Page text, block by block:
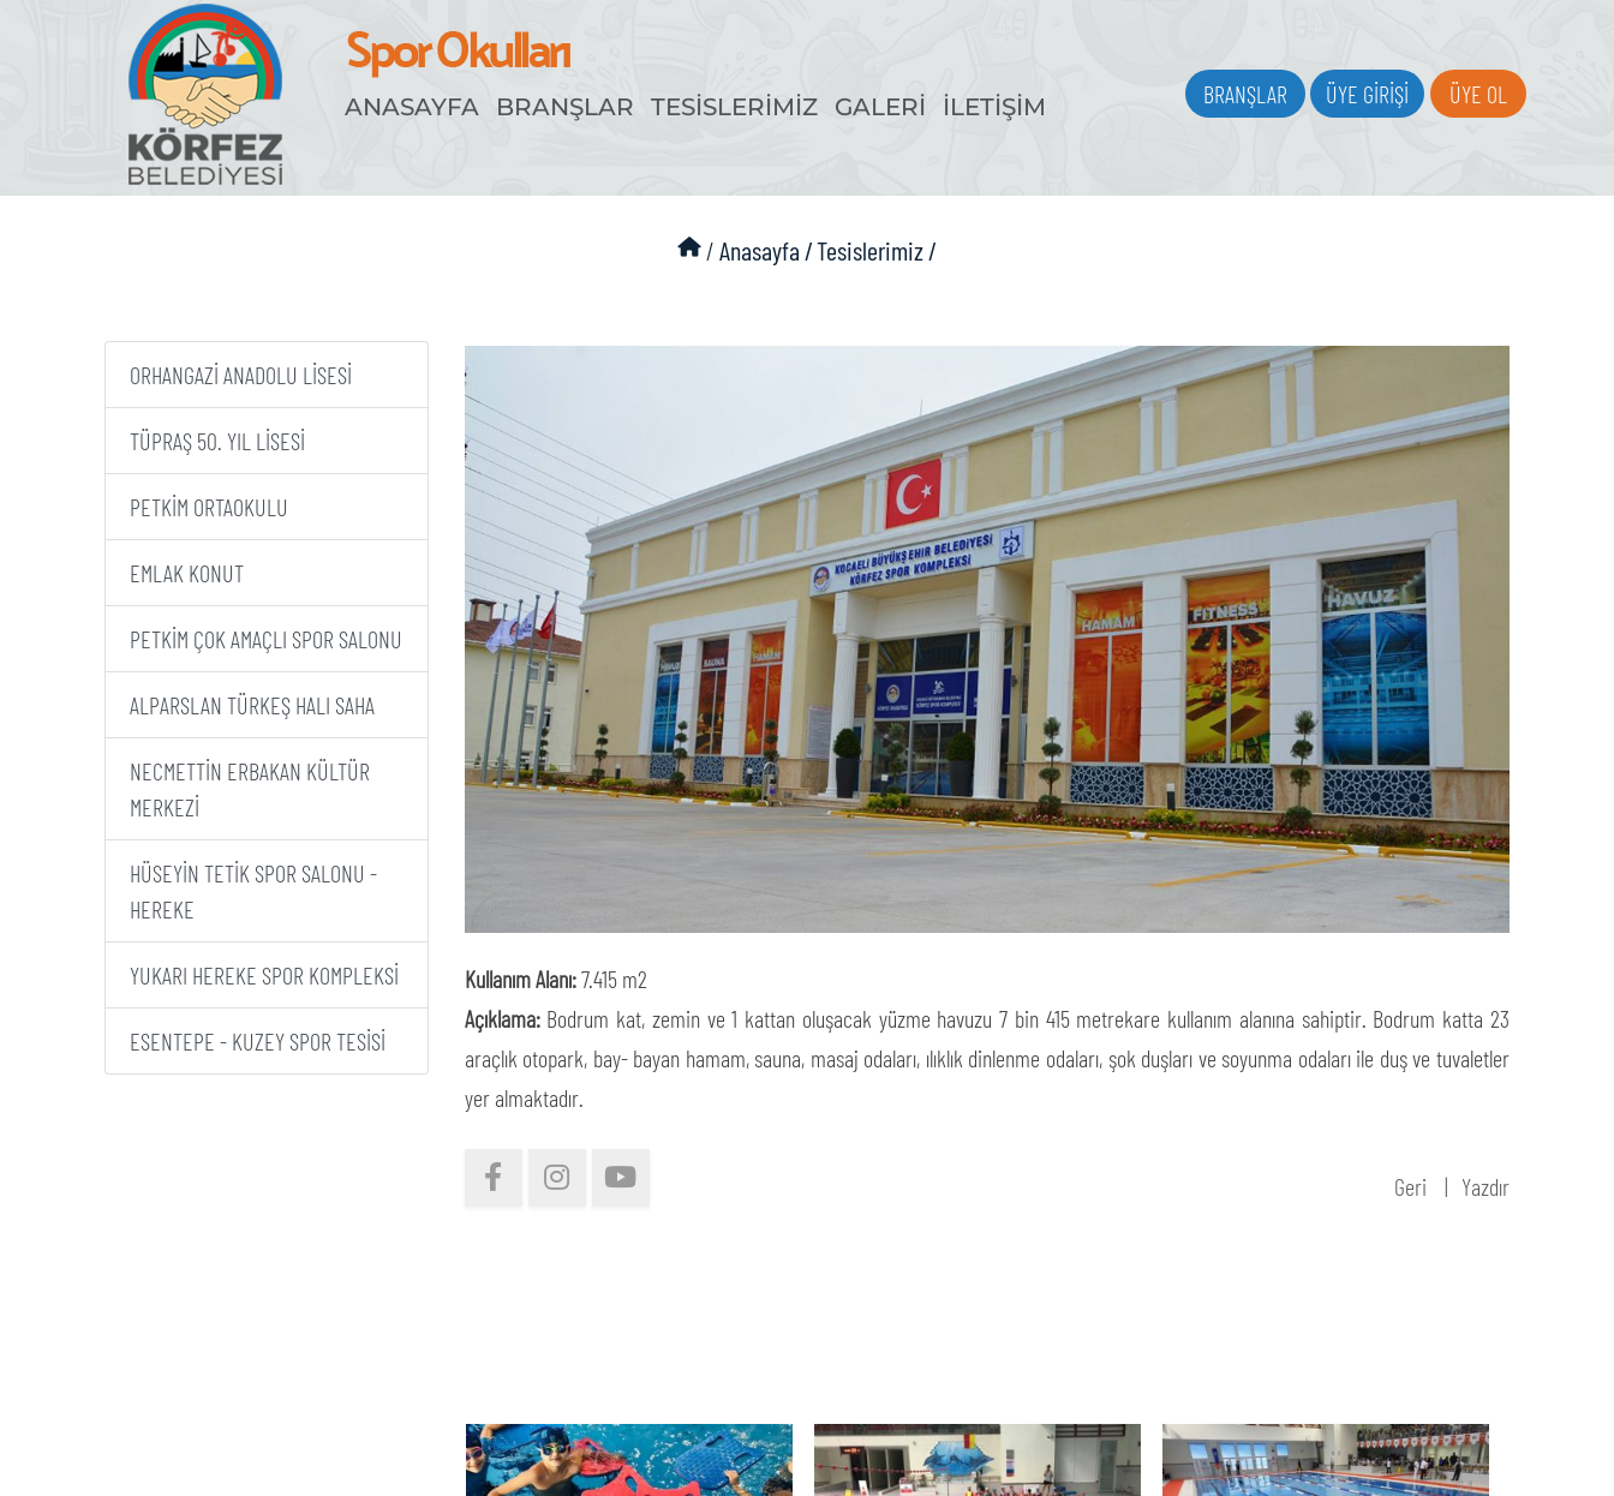
ANASAYFA BRANŞLAR TESİSLERİMİZ GALERİ İLETİŞİM BRANŞLAR ÜYE GİRİŞİ ÜYE OL
/Anasayfa /Tesislerimiz /
ORHANGAZİ ANADOLU LİSESİ
TÜPRAŞ 50. YIL LİSESİ
PETKİM ORTAOKULU
EMLAK KONUT
PETKİM ÇOK AMAÇLI SPOR SALONU
ALPARSLAN TÜRKEŞ HALI SAHA
NECMETTİN ERBAKAN KÜLTÜR
MERKEZİ
HÜSEYİN TETİK SPOR SALONU -
HEREKE
YUKARI HEREKE SPOR KOMPLEKSİ
ESENTEPE - KUZEY SPOR TESİSİ
Kullanım Alanı:7.415 m2
Açıklama:Bodrum kat, zemin ve 1 kattan oluşacak yüzme havuzu 7 bin 415 metrekare kullanım alanına sahiptir. Bodrum katta 23
araçlık otopark, bay- bayan hamam, sauna, masaj odaları, ılıklık dinlenme odaları, şok duşları ve soyunma odaları ile duş ve tuvaletler
yer almaktadır.
Geri Yazdır